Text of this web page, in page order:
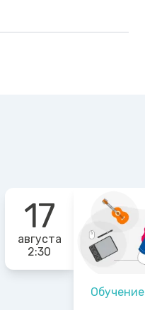
17
августа
2:30
Обучение